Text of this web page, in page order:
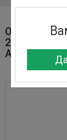
2027 DATE 7
АРБУЗ